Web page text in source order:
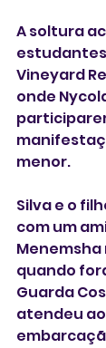
A soltura
Vineyard
onde
menor.
Silva e o
com um
Menemsha
quando
Guarda
atendeu